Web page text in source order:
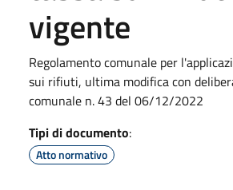
vigente
Regolamento comunale per
sui rifiuti, ultima modifica con
comunale n. 43 del 06/12/2022
Tipi di documento:
Atto normativo